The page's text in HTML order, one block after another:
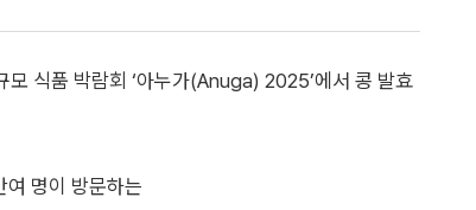
식품 박람회 ‘아누가(Anuga) 2025’에서 콩 발효
여 명이 방문하는